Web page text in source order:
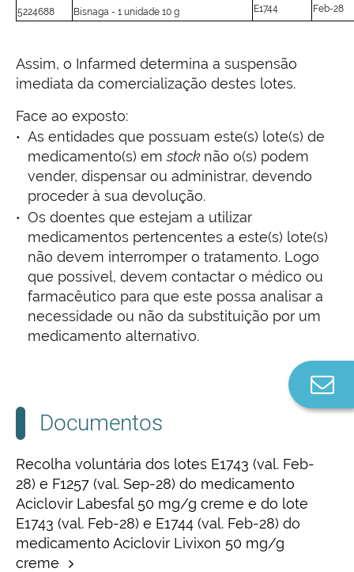
5224688 Bisnaga - 1 unidade 10 g E1744 Feb-28
Assim, o Infarmed determina a suspensão
imediata da comercialização destes lotes.
Face ao exposto:
As entidades que possuam este(s) lote(s) de
medicamento(s) emstock não o(s) podem
vender, dispensar ou administrar, devendo
proceder à sua devolução.
Os doentes que estejam a utilizar
medicamentos pertencentes a este(s) lote(s)
não devem interromper o tratamento. Logo
que possível, devem contactar o médico ou
farmacêutico para que este possa analisar a
necessidade ou não da substituição por um
medicamento alternativo.
Documentos
Recolha voluntária dos lotes E1743 (val. Feb-
28) e F1257 (val. Sep-28) do medicamento
Aciclovir Labesfal 50 mg/g creme e do lote
E1743 (val. Feb-28) e E1744 (val. Feb-28) do
medicamento Aciclovir Livixon 50 mg/g
creme